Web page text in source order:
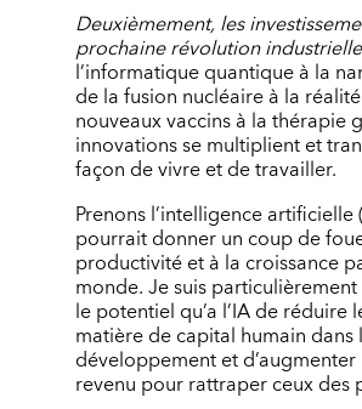
Deuxièmement, les
prochaine révolution industrielle
l’informatique quantique à la
de la fusion nucléaire à la
nouveaux vaccins à la thérapie
innovations se multiplient et
façon de vivre et de travailler.
Prenons l’intelligence artificielle
pourrait donner un coup de
productivité et à la croissance
monde. Je suis
le potentiel qu’a l’IA de réduire
matière de capital humain dans
développement et
revenu pour rattraper ceux des